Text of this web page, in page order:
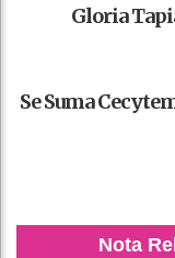
Gloria
Se Suma
Nota